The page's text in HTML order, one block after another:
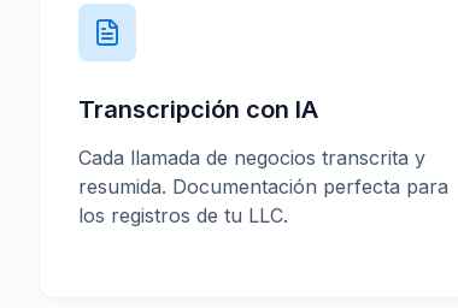
Transcripción con IA
Cada llamada de negocios transcrita y
resumida. Documentación perfecta para
los registros de tu LLC.